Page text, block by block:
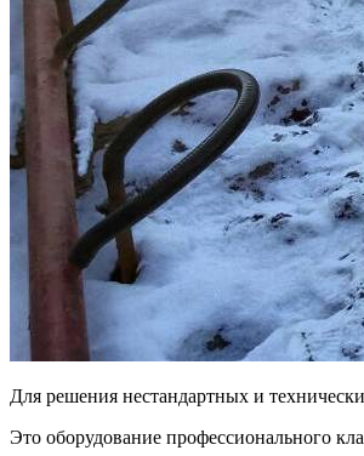
Для решения нестандартных и
Это оборудование профессионального